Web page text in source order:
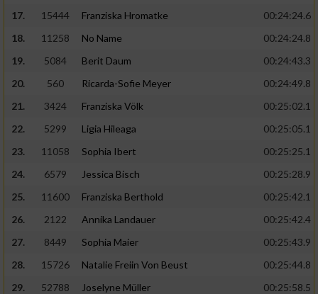
17.
15444 Franziska Hromatke
00:24:24.6
18.
11258 No Name
00:24:24.8
19.
5084 Berit Daum
00:24:43.3
20.
560 Ricarda-Sofie Meyer
00:24:49.8
21.
3424 Franziska Völk
00:25:02.1
22.
5299 Ligia Hileaga
00:25:05.1
23.
11058 Sophia Ibert
00:25:25.1
24.
6579 Jessica Bisch
00:25:28.9
25.
11600 Franziska Berthold
00:25:42.1
26.
2122 Annika Landauer
00:25:42.4
27.
8449 Sophia Maier
00:25:43.9
28.
15726 Natalie Freiin Von Beust
00:25:44.8
29.
52788 Joselyne Müller
00:25:58.5